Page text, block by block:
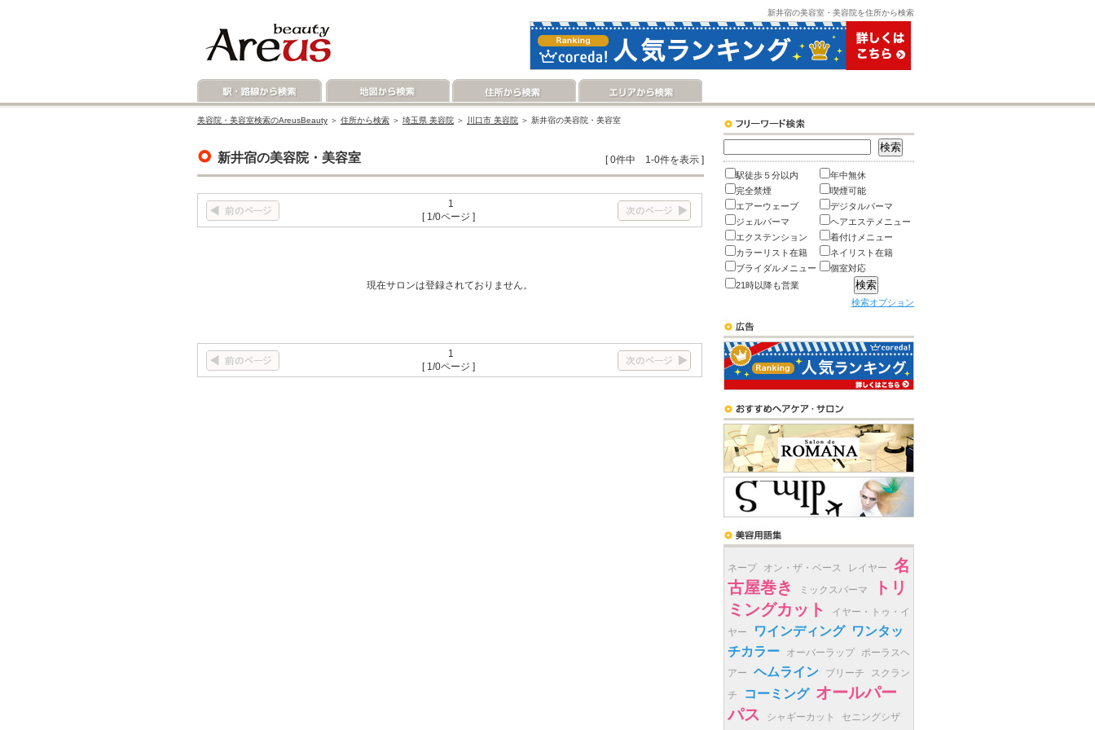
新井宿の美容室・美容院を住所から検索
美容院・美容室検索のAreusBeauty ＞ 住所から検索 ＞ 埼玉県 美容院 ＞ 川口市 美容院 ＞ 新井宿の美容院・美容室
新井宿の美容院・美容室 [ 0件中 1-0件を表示 ]
1
[ 1/0ページ ]
現在サロンは登録されておりません。
1
[ 1/0ページ ]
駅徒歩５分以内
年中無休
完全禁煙
喫煙可能
エアーウェーブ
デジタルパーマ
ジェルパーマ
ヘアエステメニュー
エクステンション
着付けメニュー
カラーリスト在籍
ネイリスト在籍
ブライダルメニュー
個室対応
21時以降も営業
検索オプション
ネープ オン・ザ・ベース レイヤー
名
古屋巻き
ミックスパーマ
トリ
ミングカット
イヤー・トゥ・イ
ヤー
ワインディング ワンタッ
チカラー
オーバーラップ
ポーラスヘ
アー
ヘムライン ブリーチ
スクラン
チ
コーミング オールパー
パス
シャギーカット セニングシザ